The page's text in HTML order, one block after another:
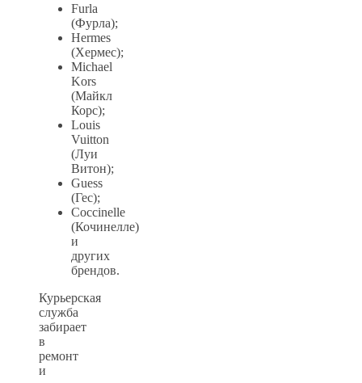
Furla
(Фурла);
Hermes
(Хермес);
Michael
Kors
(Майкл
Корс);
Louis
Vuitton
(Луи
Витон);
Guess
(Гес);
Coccinelle
(Кочинелле)
и
других
брендов.
Курьерская
служба
забирает
в
ремонт
и